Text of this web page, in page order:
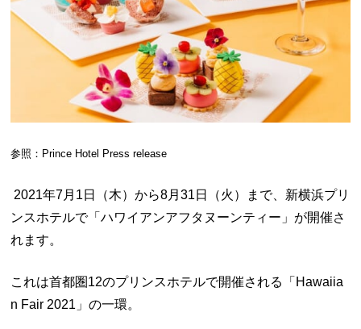
参照：Prince Hotel Press release
2021年7月1日（木）から8月31日（火）まで、新横浜プリ
ンスホテルで「ハワイアンアフタヌーンティー」が開催さ
れます。
これは首都圏12のプリンスホテルで開催される「Hawaiia
n Fair 2021」の一環。